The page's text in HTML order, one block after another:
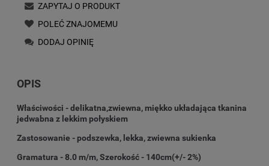
ZAPYTAJ O PRODUKT
POLEĆ ZNAJOMEMU
DODAJ OPINIĘ
OPIS
Właściwości - delikatna,zwiewna, miękko układająca tkanina
jedwabna z lekkim połyskiem
Zastosowanie - podszewka, lekka, zwiewna sukienka
Gramatura - 8.0 m/m, Szerokość - 140cm(+/- 2%)